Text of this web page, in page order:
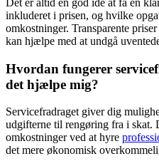
inkluderet i prisen, og hvilke
omkostninger. Transparente
kan hjælpe med at undgå
Hvordan fungerer
det hjælpe mig?
Servicefradraget giver dig
udgifterne til rengøring fra i skat.
omkostninger ved at hyre
det mere økonomisk